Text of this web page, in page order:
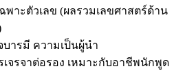
พาะตัวเลข (ผลรวมเลขศาสตร์ด้าน
บารมี ความเป็นผู้นำ
เจรจาต่อรอง เหมาะกับอาชีพนักพูด